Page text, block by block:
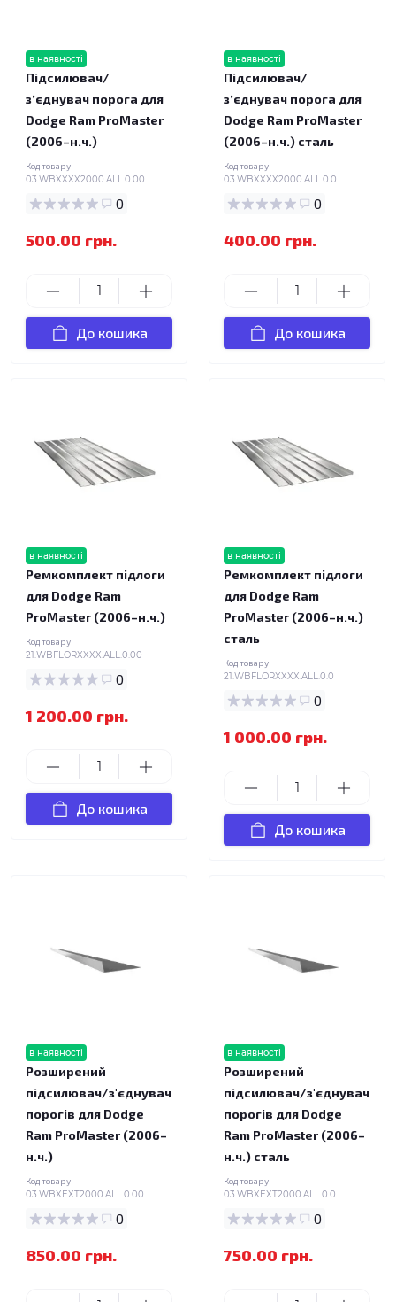
в наявності
Підсилювач/
зʼєднувач порога для
Dodge Ram ProMaster
(2006–н.ч.)
Код товару:
03.WBXXXX2000.ALL.0.00
0
500.00 грн.
До кошика
в наявності
Підсилювач/
зʼєднувач порога для
Dodge Ram ProMaster
(2006–н.ч.) сталь
Код товару:
03.WBXXXX2000.ALL.0.0
0
400.00 грн.
До кошика
в наявності
Ремкомплект підлоги
для Dodge Ram
ProMaster (2006–н.ч.)
Код товару:
21.WBFLORXXXX.ALL.0.00
0
1 200.00 грн.
До кошика
в наявності
Ремкомплект підлоги
для Dodge Ram
ProMaster (2006–н.ч.)
сталь
Код товару:
21.WBFLORXXXX.ALL.0.0
0
1 000.00 грн.
До кошика
в наявності
Розширений
підсилювач/з'єднувач
порогів для Dodge
Ram ProMaster (2006–
н.ч.)
Код товару:
03.WBXEXT2000.ALL.0.00
0
850.00 грн.
в наявності
Розширений
підсилювач/з'єднувач
порогів для Dodge
Ram ProMaster (2006–
н.ч.) сталь
Код товару:
03.WBXEXT2000.ALL.0.0
0
750.00 грн.